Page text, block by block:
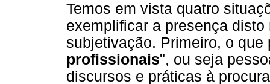
Temos em vista quatro
exemplificar a presença
subjetivação. Primeiro, o que
profissionais", ou seja
discursos e práticas à